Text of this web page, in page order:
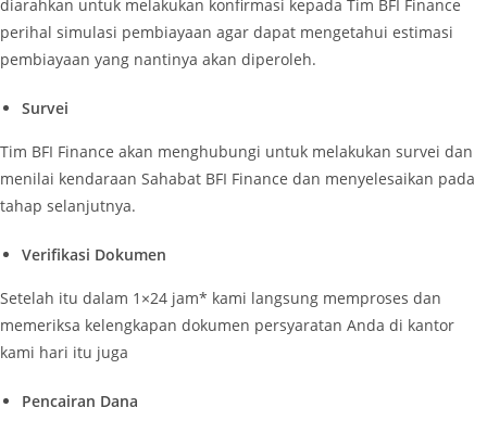
diarahkan untuk melakukan konfirmasi kepada Tim BFI Finance
perihal simulasi pembiayaan agar dapat mengetahui estimasi
pembiayaan yang nantinya akan diperoleh.
Survei
Tim BFI Finance akan menghubungi untuk melakukan survei dan
menilai kendaraan Sahabat BFI Finance dan menyelesaikan pada
tahap selanjutnya.
Verifikasi Dokumen
Setelah itu dalam 1×24 jam* kami langsung memproses dan
memeriksa kelengkapan dokumen persyaratan Anda di kantor
kami hari itu juga
Pencairan Dana